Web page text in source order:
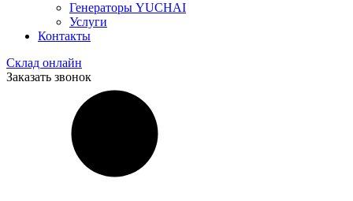
Генераторы YUCHAI
Услуги
Контакты
Склад онлайн
Заказать звонок